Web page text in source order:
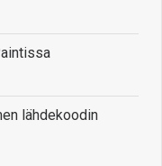
lähdekoodin